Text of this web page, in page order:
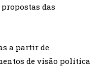
das
a partir de
de visão política